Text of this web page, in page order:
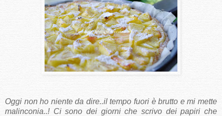
Oggi non ho niente da dire..il tempo fuori è brutto e mi mette
malinconia..! Ci sono dei giorni che scrivo dei papiri che